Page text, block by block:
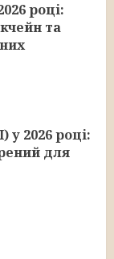
році:
та
у 2026 році:
для